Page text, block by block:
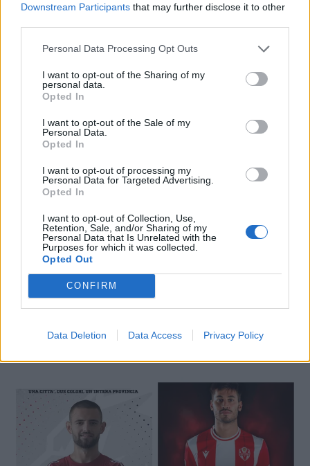
Downstream Participants that may further disclose it to other
Personal Data Processing Opt Outs
I want to opt-out of the Sharing of my
personal data.
Opted In
I want to opt-out of the Sale of my
Personal Data.
Opted In
I want to opt-out of processing my
Personal Data for Targeted Advertising.
Opted In
I want to opt-out of Collection, Use,
Retention, Sale, and/or Sharing of my
Personal Data that Is Unrelated with the
Purposes for which it was collected.
Opted Out
CONFIRM
Data Deletion Data Access Privacy Policy